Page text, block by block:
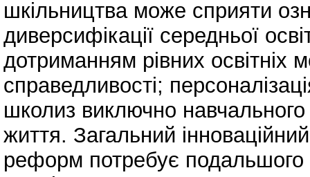
шкільництва може сприяти
диверсифікації середньої
дотриманням рівних освітніх
справедливості;
школиз виключно
життя. Загальний
реформ потребує подальшого